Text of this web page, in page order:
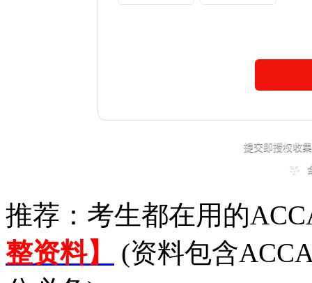
推荐：考生都在用的
整资料】
(资料包含